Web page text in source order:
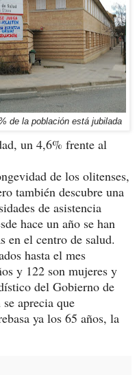
de la población está jubilada
un 4,6% frente al
de los olitenses,
también descubre una
de asistencia
hace un año se han
en el centro de salud.
hasta el mes
y 122 son mujeres y
del Gobierno de
aprecia que
ya los 65 años, la